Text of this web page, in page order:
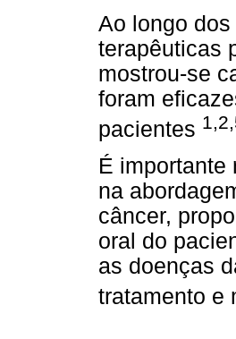
Ao longo
terapêuticas
mostrou-se
foram
pacientes
É importante
na
câncer,
oral do
as doenças
tratamento e